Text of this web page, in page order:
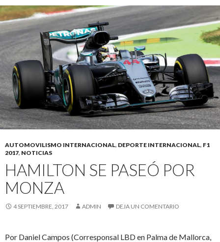
AUTOMOVILISMO INTERNACIONAL, DEPORTE INTERNACIONAL, F1
2017, NOTICIAS
HAMILTON SE PASEÓ POR
MONZA
4 SEPTIEMBRE, 2017 ADMIN DEJA UN COMENTARIO
Por Daniel Campos (Corresponsal LBD en Palma de Mallorca,